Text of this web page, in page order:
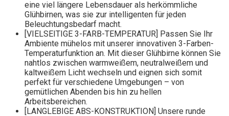
eine viel längere Lebensdauer als herkömmliche
Glühbirnen, was sie zur intelligenten für jeden
Beleuchtungsbedarf macht.
[VIELSEITIGE 3-FARB-TEMPERATUR] Passen Sie Ihr
Ambiente mühelos mit unserer innovativen 3-Farben-
Temperaturfunktion an. Mit dieser Glühbirne können Sie
nahtlos zwischen warmweißem, neutralweißem und
kaltweißem Licht wechseln und eignen sich somit
perfekt für verschiedene Umgebungen – von
gemütlichen Abenden bis hin zu hellen
Arbeitsbereichen.
[LANGLEBIGE ABS-KONSTRUKTION] Unsere runde